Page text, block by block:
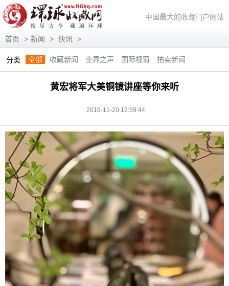
中国最大的收藏门户网站
首页 > 新闻 > 快讯 >
分类 全部 收藏新闻 业界之声 国际视窗
拍卖新闻
展会信息
艺术投资 人物访谈 评论观察
视频访谈
藏趣逸闻
艺术评论 快讯 滚动 动态
黄宏将军大美铜镜讲座等你来听
2019-11-20 12:59:44